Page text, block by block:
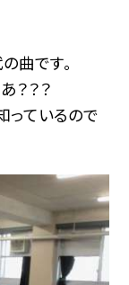
曲です。
？？？
っているので